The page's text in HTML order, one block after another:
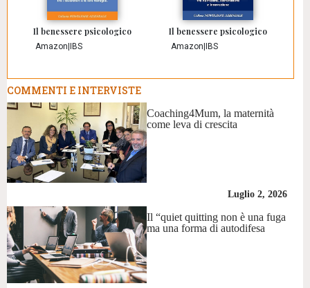
Il benessere psicologico
Amazon IBS
Il benessere psicologico
Amazon IBS
COMMENTI E INTERVISTE
Coaching4Mum, la maternità
come leva di crescita
Luglio 2, 2026
Il “quiet quitting non è una fuga
ma una forma di autodifesa